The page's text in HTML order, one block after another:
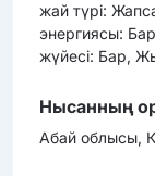
жай түрі:
энергиясы:
жүйесі: Бар,
Нысанның
Абай облысы,